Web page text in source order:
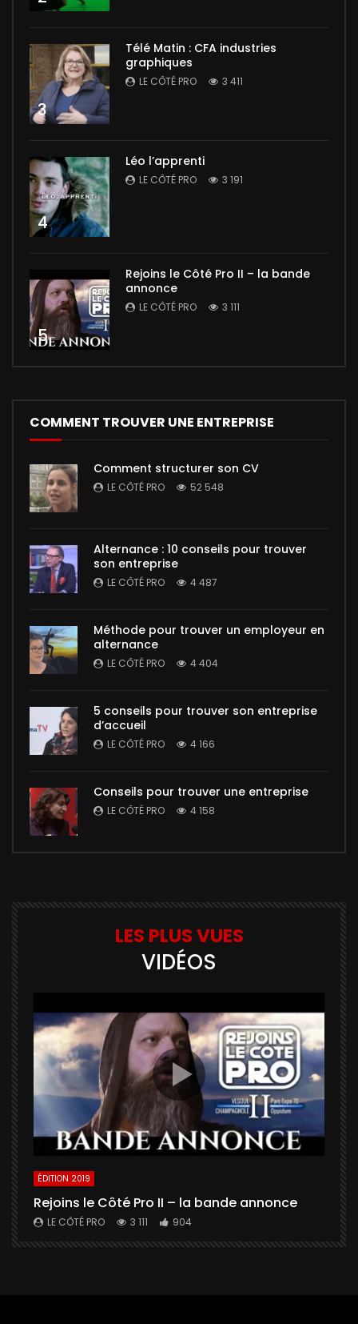
3
Télé Matin : CFA industries
graphiques
LE CÔTÉ PRO 3 411
4
Léo l’apprenti
LE CÔTÉ PRO 3 191
5
Rejoins le Côté Pro II – la bande
annonce
LE CÔTÉ PRO 3 111
COMMENT TROUVER UNE ENTREPRISE
Comment structurer son CV
LE CÔTÉ PRO 52 548
Alternance : 10 conseils pour trouver
son entreprise
LE CÔTÉ PRO 4 487
Méthode pour trouver un employeur en
alternance
LE CÔTÉ PRO 4 404
5 conseils pour trouver son entreprise
d’accueil
LE CÔTÉ PRO 4 166
Conseils pour trouver une entreprise
LE CÔTÉ PRO 4 158
LES PLUS VUES
VIDÉOS
ÉDITION 2019
Rejoins le Côté Pro II – la bande annonce
LE CÔTÉ PRO 3 111 904